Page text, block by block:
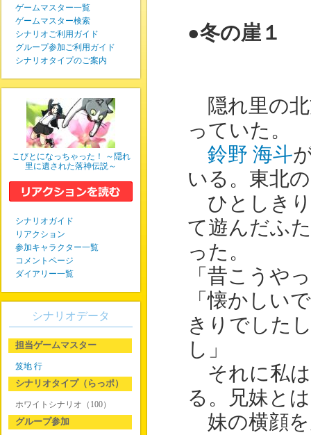
●冬の崖１
隠れ里の北
っていた。
鈴野 海斗
いる。東北
ひとしきり
て遊んだふ
った。
「昔こうや
「懐かしい
きりでした
し」
それに私は
る。兄妹と
妹の横顔を
ゲームマスター一覧
ゲームマスター検索
シナリオご利用ガイド
グループ参加ご利用ガイド
シナリオタイプのご案内
こびとになっちゃった！ ～隠れ
里に遺された落神伝説～
シナリオガイド
リアクション
参加キャラクター一覧
コメントページ
ダイアリー一覧
シナリオデータ
担当ゲームマスター
笈地 行
シナリオタイプ（らっポ）
ホワイトシナリオ（100）
グループ参加